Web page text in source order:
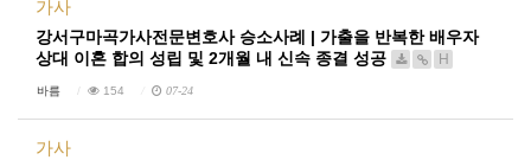
가사
강서구마곡가사전문변호사 승소사례 | 가출을 반복한 배우자
상대 이혼 합의 성립 및 2개월 내 신속 종결 성공
H
바름 154 07-24
가사